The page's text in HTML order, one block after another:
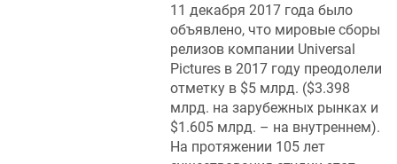
11 декабря 2017 года было
объявлено, что мировые сборы
релизов компании Universal
Pictures в 2017 году преодолели
отметку в $5 млрд. ($3.398
млрд. на зарубежных рынках и
$1.605 млрд. – на внутреннем).
На протяжении 105 лет